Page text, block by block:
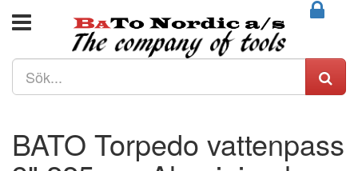
BATO Torpedo vattenpass